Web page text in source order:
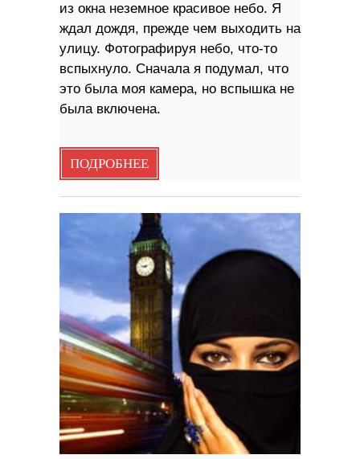
из окна неземное красивое небо. Я
ждал дождя, прежде чем выходить на
улицу. Фотографируя небо, что-то
вспыхнуло. Сначала я подумал, что
это была моя камера, но вспышка не
была включена.
ПОДРОБНЕЕ